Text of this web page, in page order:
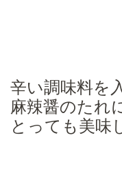
辛い調味料を
麻辣醤のたれ
とっても美味